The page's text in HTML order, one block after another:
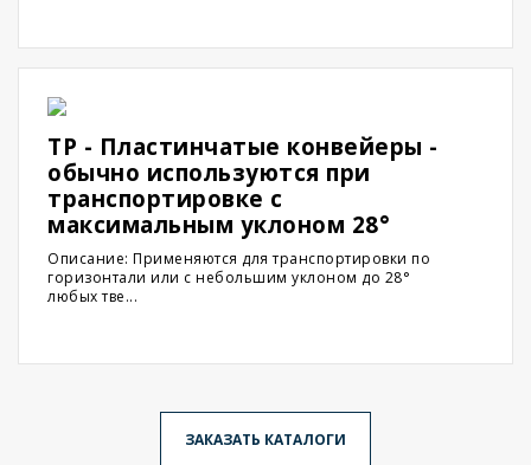
TP - Пластинчатые конвейеры -
обычно используются при
транспортировке с
максимальным уклоном 28°
Описание: Применяются для транспортировки по
горизонтали или с небольшим уклоном до 28°
любых тве...
ЗАКАЗАТЬ КАТАЛОГИ